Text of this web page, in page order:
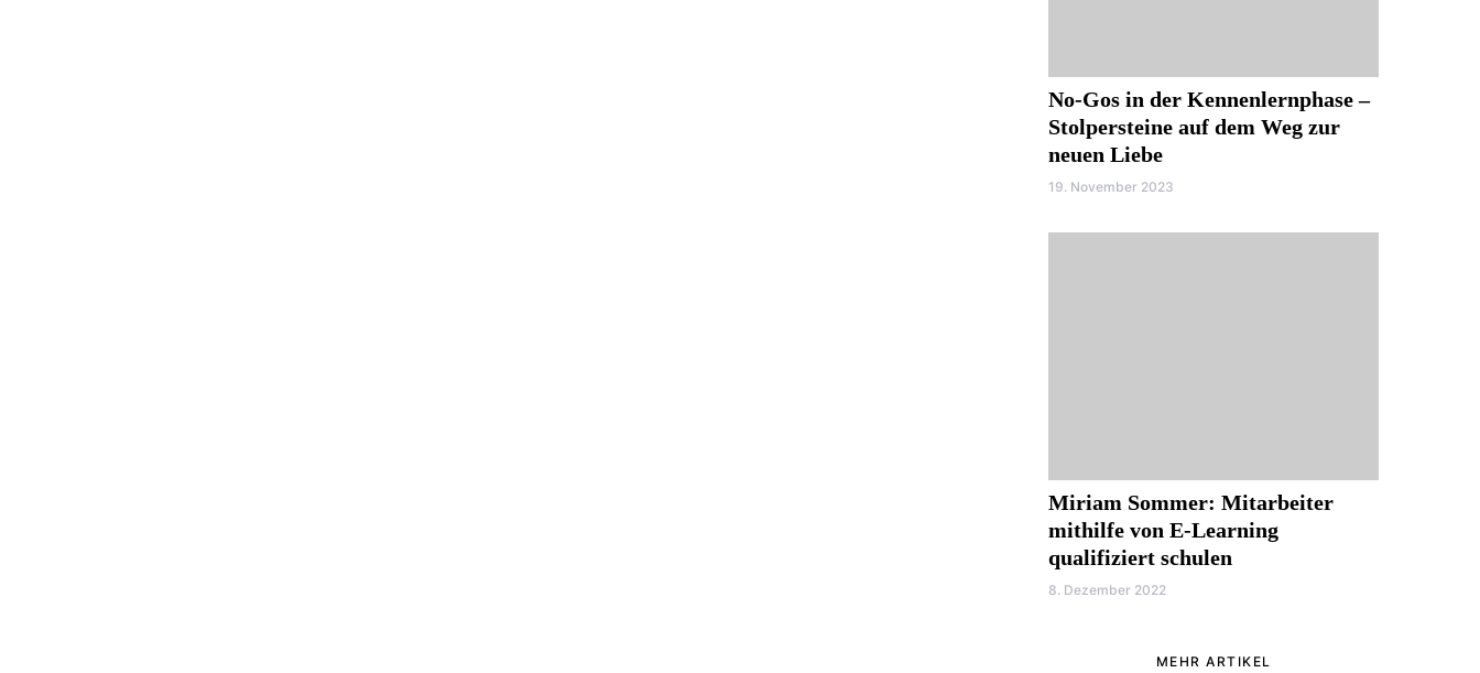
No-Gos in der Kennenlernphase –
Stolpersteine auf dem Weg zur
neuen Liebe
19. November 2023
Miriam Sommer: Mitarbeiter
mithilfe von E-Learning
qualifiziert schulen
8. Dezember 2022
MEHR ARTIKEL